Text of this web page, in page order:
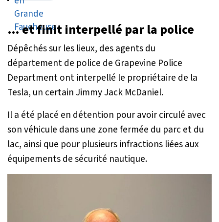
… et finit interpellé par la police
Dépêchés sur les lieux, des agents du
département de police de Grapevine Police
Department ont interpellé le propriétaire de la
Tesla, un certain Jimmy Jack McDaniel.
Il a été placé en détention pour avoir circulé avec
son véhicule dans une zone fermée du parc et du
lac, ainsi que pour plusieurs infractions liées aux
équipements de sécurité nautique.